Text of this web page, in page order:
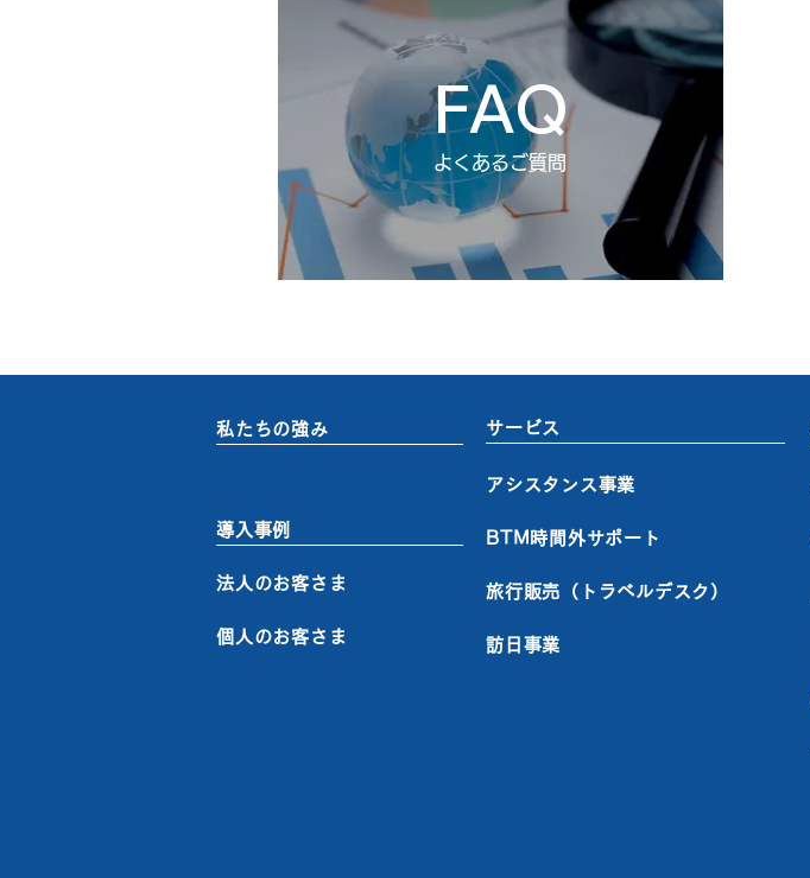
FAQ
​よくあるご質問
私たちの強み サービス
アシスタンス事業
導入事例
法人のお客さま
個人のお客さま
BTM時間外サポート
旅行販売（トラベルデスク）
訪日事業